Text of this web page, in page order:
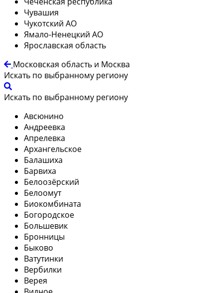
Чувашия
Чукотский АО
Ямало-Ненецкий АО
Ярославская область
Московская область и Москва
Искать по выбранному региону
Искать по выбранному региону
Авсюнино
Андреевка
Апрелевка
Архангельское
Балашиха
Барвиха
Белоозёрский
Белоомут
Биокомбината
Богородское
Большевик
Бронницы
Быково
Ватутинки
Вербилки
Верея